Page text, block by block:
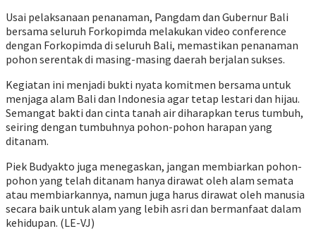
Usai pelaksanaan penanaman, Pangdam dan Gubernur Bali
bersama seluruh Forkopimda melakukan video conference
dengan Forkopimda di seluruh Bali, memastikan penanaman
pohon serentak di masing-masing daerah berjalan sukses.
Kegiatan ini menjadi bukti nyata komitmen bersama untuk
menjaga alam Bali dan Indonesia agar tetap lestari dan hijau.
Semangat bakti dan cinta tanah air diharapkan terus tumbuh,
seiring dengan tumbuhnya pohon-pohon harapan yang
ditanam.
Piek Budyakto juga menegaskan, jangan membiarkan pohon-
pohon yang telah ditanam hanya dirawat oleh alam semata
atau membiarkannya, namun juga harus dirawat oleh manusia
secara baik untuk alam yang lebih asri dan bermanfaat dalam
kehidupan. (LE-VJ)